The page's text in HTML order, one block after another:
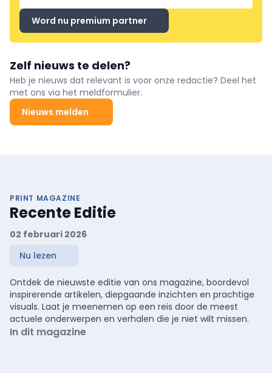
Word nu premium partner
Zelf nieuws te delen?
Heb je nieuws dat relevant is voor onze redactie? Deel het
met ons via het meldformulier.
Nieuws melden
PRINT MAGAZINE
Recente Editie
02 februari 2026
Nu lezen
Ontdek de nieuwste editie van ons magazine, boordevol
inspirerende artikelen, diepgaande inzichten en prachtige
visuals. Laat je meenemen op een reis door de meest
actuele onderwerpen en verhalen die je niet wilt missen.
In dit magazine